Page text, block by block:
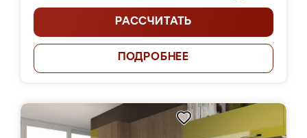
РАССЧИТАТЬ
ПОДРОБНЕЕ